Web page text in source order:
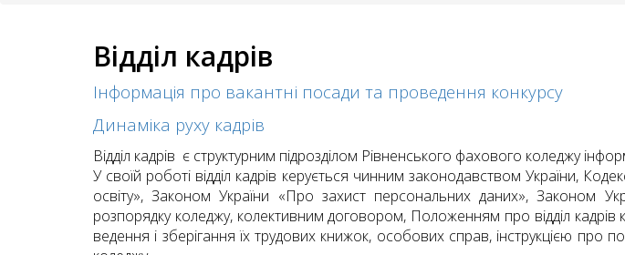
Відділ кадрів
Інформація про вакантні посади та проведення конкурсу
Динаміка руху кадрів
Відділ кадрів є структурним підрозділом Рівненського фахового коледжу
У своїй роботі відділ кадрів керується чинним законодавством України,
освіту», Законом України «Про захист персональних даних», Законом
розпорядку коледжу, колективним договором, Положенням про відділ
ведення і зберігання їх трудових книжок, особових справ, інструкцією